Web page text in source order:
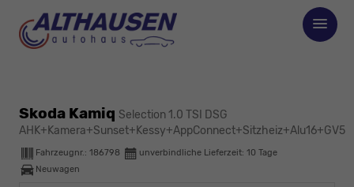
Skoda Kamiq Selection 1.0 TSI DSG
AHK+Kamera+Sunset+Kessy+AppConnect+Sitzheiz+Alu16+GV5
Fahrzeugnr.: 186798 unverbindliche Lieferzeit: 10 Tage
Neuwagen